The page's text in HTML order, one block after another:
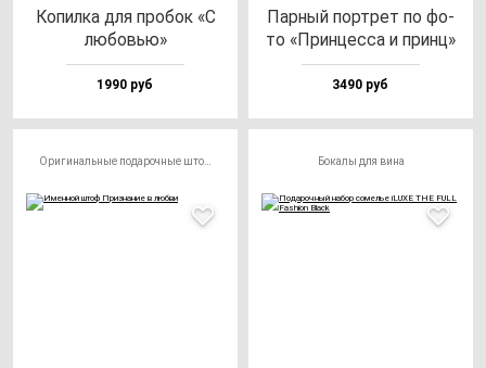
Копил­ка для про­бок «С
лю­бовью»
1990 руб
Пар­ный пор­трет по фо­
то «Прин­цес­са и принц»
3490 руб
Бокалы для вина